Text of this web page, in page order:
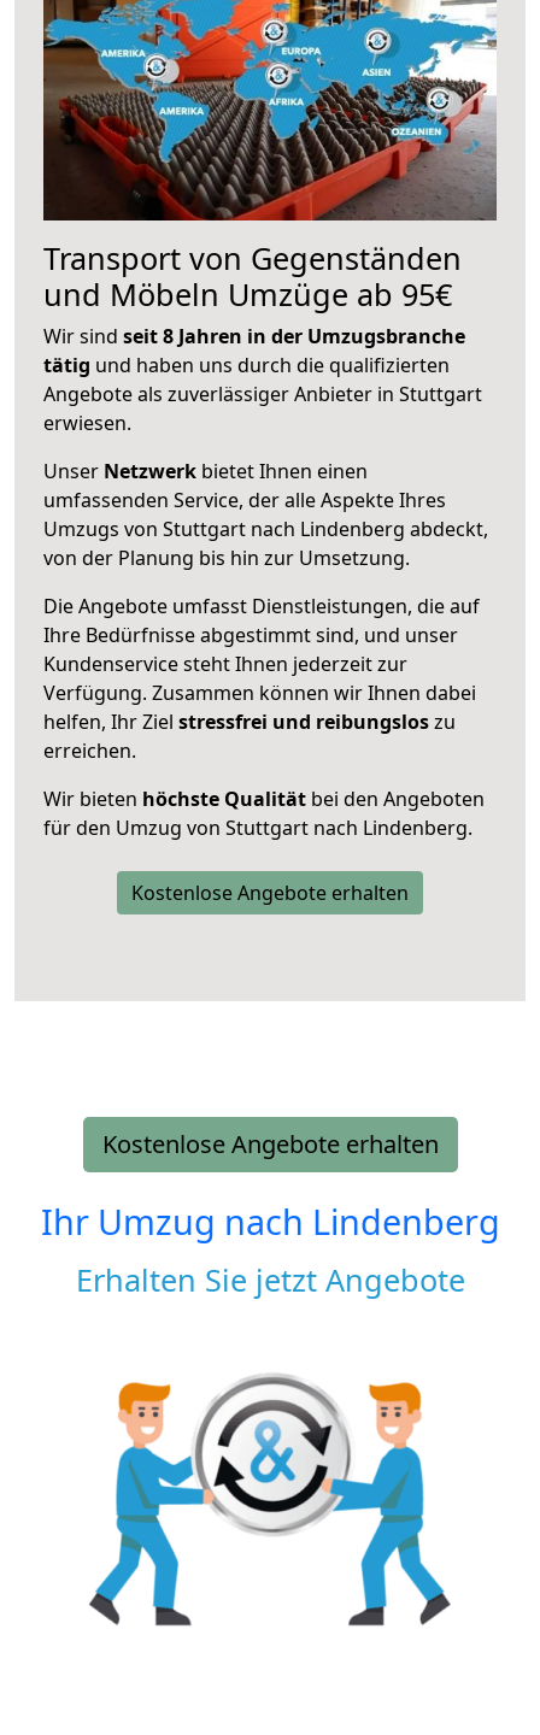
Transport von Gegenständen
und Möbeln Umzüge ab 95€
Wir sind seit 8 Jahren in der Umzugsbranche
tätig und haben uns durch die qualifizierten
Angebote als zuverlässiger Anbieter in Stuttgart
erwiesen.
Unser Netzwerk bietet Ihnen einen
umfassenden Service, der alle Aspekte Ihres
Umzugs von Stuttgart nach Lindenberg abdeckt,
von der Planung bis hin zur Umsetzung.
Die Angebote umfasst Dienstleistungen, die auf
Ihre Bedürfnisse abgestimmt sind, und unser
Kundenservice steht Ihnen jederzeit zur
Verfügung. Zusammen können wir Ihnen dabei
helfen, Ihr Ziel stressfrei und reibungsloszu
erreichen.
Wir bieten höchste Qualität bei den Angeboten
für den Umzug von Stuttgart nach Lindenberg.
Kostenlose Angebote erhalten
Kostenlose Angebote erhalten
Ihr Umzug nach Lindenberg
Erhalten Sie jetzt Angebote